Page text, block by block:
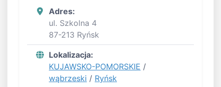
Adres:
ul. Szkolna 4
87-213 Ryńsk
Lokalizacja:
KUJAWSKO-POMORSKIE /
wąbrzeski / Ryńsk